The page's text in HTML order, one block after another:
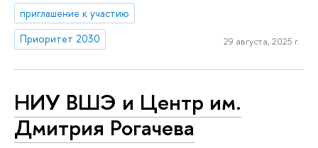
приглашение к участию
Приоритет 2030
29 августа, 2025 г.
НИУ ВШЭ и Центр им.
Дмитрия Рогачева